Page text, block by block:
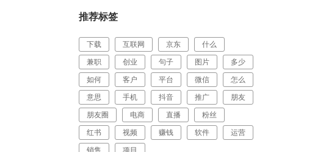
推荐标签
下载 互联网 京东
什么
兼职
创业 句子 图片
多少
如何
客户 平台 微信
怎么
意思
手机 抖音 推广
朋友
朋友圈
电商 直播
粉丝
红书
视频 赚钱 软件
运营
销售
项目